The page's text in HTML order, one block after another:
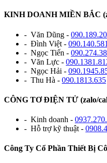
KINH DOANH MIỀN BẮC
- Văn Dũng -
- Đình Việt -
- Ngọc Tiến -
- Văn Lực -
- Ngọc Hải -
- Thu Hà - 090.1813.635
CÔNG TƠ ĐIỆN TỬ (zalo/
- Kinh doanh -
- Hỗ trợ kỹ thuật -
Công Ty Cổ Phần Thiết Bị